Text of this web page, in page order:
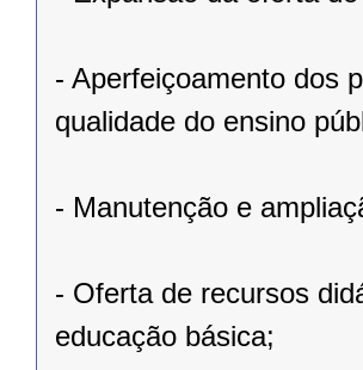
- Aperfeiçoamento dos
qualidade do ensino
- Manutenção e
- Oferta de recursos
educação básica;